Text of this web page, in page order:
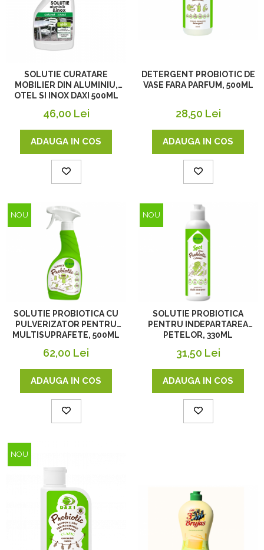
SOLUTIE CURATARE
MOBILIER DIN ALUMINIU,
OTEL SI INOX DAXI 500ML
46,00 Lei
ADAUGA IN COS
DETERGENT PROBIOTIC DE
VASE FARA PARFUM, 500ML
28,50 Lei
ADAUGA IN COS
NOU
SOLUTIE PROBIOTICA CU
PULVERIZATOR PENTRU
MULTISUPRAFETE, 500ML
62,00 Lei
ADAUGA IN COS
NOU
SOLUTIE PROBIOTICA
PENTRU INDEPARTAREA
PETELOR, 330ML
31,50 Lei
ADAUGA IN COS
NOU